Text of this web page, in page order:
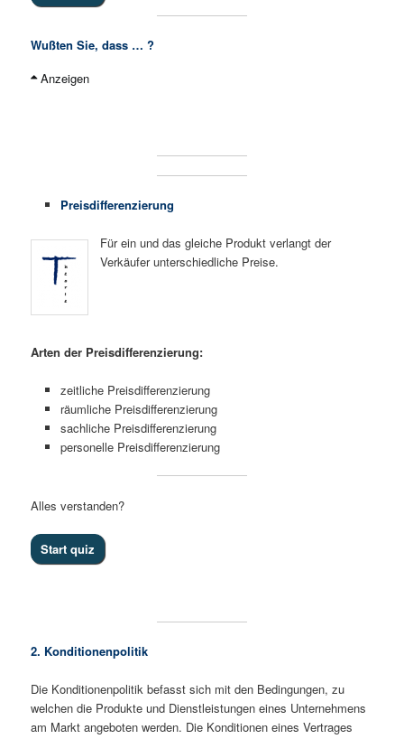
Wußten Sie, dass … ?
knapp 60 % der Produktinnovationen scheitern, da sie mit
Anzeigen
Preisdifferenzierung
Für ein und das gleiche Produkt verlangt der
Verkäufer unterschiedliche Preise.
Arten der Preisdifferenzierung:
zeitliche Preisdifferenzierung
räumliche Preisdifferenzierung
sachliche Preisdifferenzierung
personelle Preisdifferenzierung
Alles verstanden?
2. Konditionenpolitik
Die Konditionenpolitik befasst sich mit den Bedingungen, zu
welchen die Produkte und Dienstleistungen eines Unternehmens
am Markt angeboten werden. Die Konditionen eines Vertrages